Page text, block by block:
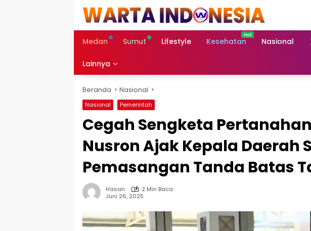
Medan
Sumut Lifestyle Kesehatan Nasional
Lainnya
Beranda Nasional
Nasional Pemerintah
Cegah Sengketa
Nusron Ajak Kepala Daerah
Pemasangan Tanda Batas
Hasan
2 Min Baca
Juni 26, 2025